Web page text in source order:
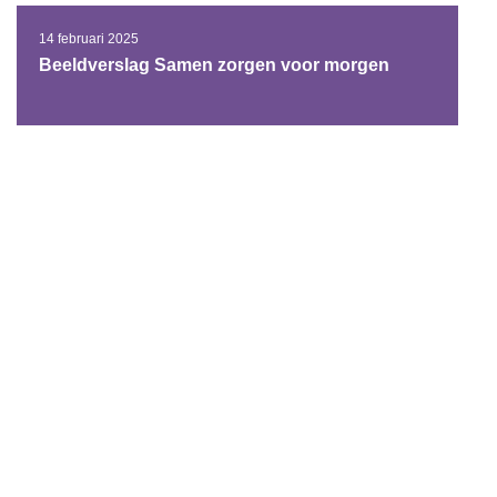
14 februari 2025
Beeldverslag Samen zorgen voor morgen